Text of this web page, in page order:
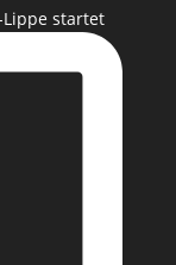
startet